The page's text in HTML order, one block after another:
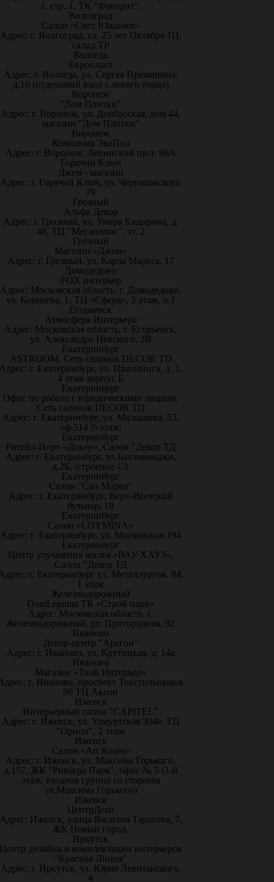
1, стр. 1, ТК "Фаворит".
Волгоград
Салон «Свет Южанки»
Адрес: г. Волгоград, ул. 25 лет Октября 1Ц,
склад ТР
Вологда
Европласт
Адрес: г. Вологда, ул. Сергея Преминина,
д.10 (отдельный вход с левого торца)
Воронеж
"Дом Плитки"
Адрес: г. Воронеж. ул. Донбасская, дом 44,
магазин "Дом Плитки"
Воронеж
Компания ЭкоПол
Адрес: г. Воронеж, Ленинский пр-т, 96А
Горячий Ключ
Джем - магазин
Адрес: г. Горячий Ключ, ул. Черняховского
79
Грозный
Альфа Декор
Адрес: г. Грозный, ул. Умара Кадырова, д.
48, ТЦ "Мегаполис", эт. 2
Грозный
Магазин «Джем»
Адрес: г. Грозный, ул. Карла Маркса, 17
Домодедово
FOX интерьер
Адрес: Московская область, г. Домодедово,
ул. Корнеева, 1, ТЦ «Сфера», 2 этаж, п.1
Егорьевск
Атмосфера Интерьера
Адрес: Московская область, г. Егорьевск,
ул. Александра Невского, 2В
Екатеринбург
ASTROOM. Сеть салонов DECOR TD
г. Екатеринбург, ул. Цвиллинга, д .1,
4 этаж корпус Б
Екатеринбург
Офис по работе с юридическими лицами.
Сеть салонов DECOR TD
Адрес: г. Екатеринбург, ул. Малышева, 53,
оф.514 |5 этаж|
Екатеринбург
Ритейл-Порт «Докер», Салон "Декор ТД
Адрес: г. Екатеринбург, ул.Бахчиванджи,
д.2Б, /строение С1
Екатеринбург
Салон "Сан Марко"
Адрес: г. Екатеринбург, Верх-Исетский
бульвар, 18
Екатеринбург
Салон «LOYMINA»
Адрес: г. Екатеринбург, ул. Московская 194
Екатеринбург
Центр улучшения жилья «ВАУ ХАУЗ»,
Салон "Декор ТД
г. Екатеринбург ул. Металлургов, 84,
1 этаж
Железнодорожный
DomLepnina ТК «Строй парк»
Адрес: Московская область, г.
Железнодорожный, ул. Пригородная, 92
Иваново
Декор-центр "Арагон"
Адрес: г. Иваново, ул. Крутицкая, д. 14а
Иваново
Магазин «Твой Интерьер»
г. Иваново, проспект Текстильщиков
80 ТЦ Аксон
Ижевск
Интерьерный салон "CAPITEL"
Адрес: г. Ижевск, ул. Удмуртская 304е, ТЦ
"Орион", 2 этаж
Ижевск
Салон «Art Room»
Адрес: г. Ижевск, ул. Максима Горького,
д.157, ЖК "Ривьера Парк", офис № 5 (1-й
этаж, входная группа со стороны
ул.Максима Горького)
Ижевск
ЦентрДеко
Ижевск, улица Василия Тарасова, 7,
ЖК Новый город.
Иркутск
дизайна и комплектации интерьеров
"Красная Линия"
Адрес: г. Иркутск, ул. Юрия Левитанского,
4